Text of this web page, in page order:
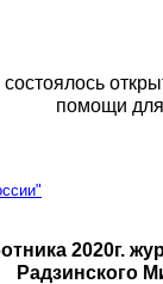
состоялось
помощи для
2020г.
Радзинского